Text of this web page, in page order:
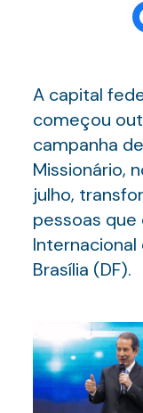
A capital
começou
campanha
Missionário,
julho,
pessoas
Brasília (DF).